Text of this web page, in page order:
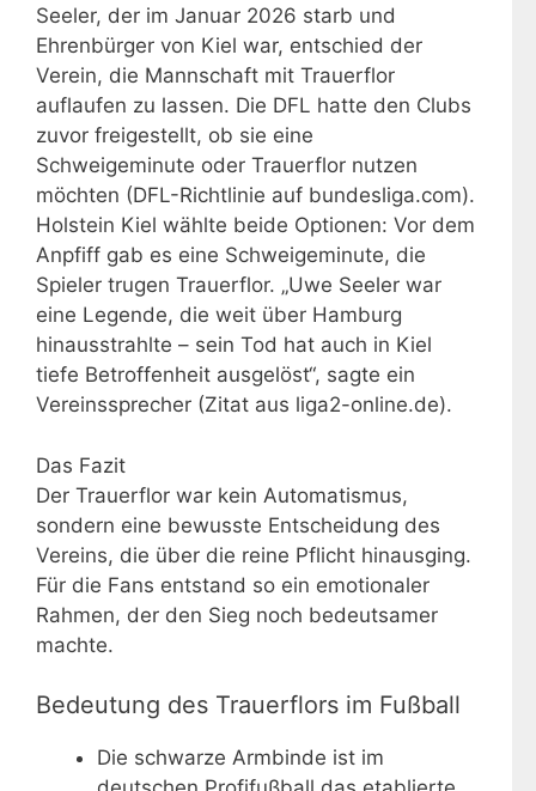
Seeler, der im Januar 2026 starb und
Ehrenbürger von Kiel war, entschied der
Verein, die Mannschaft mit Trauerflor
auflaufen zu lassen. Die DFL hatte den Clubs
zuvor freigestellt, ob sie eine
Schweigeminute oder Trauerflor nutzen
möchten (DFL-Richtlinie auf bundesliga.com).
Holstein Kiel wählte beide Optionen: Vor dem
Anpfiff gab es eine Schweigeminute, die
Spieler trugen Trauerflor. „Uwe Seeler war
eine Legende, die weit über Hamburg
hinausstrahlte – sein Tod hat auch in Kiel
tiefe Betroffenheit ausgelöst“, sagte ein
Vereinssprecher (Zitat aus liga2-online.de).
Das Fazit
Der Trauerflor war kein Automatismus,
sondern eine bewusste Entscheidung des
Vereins, die über die reine Pflicht hinausging.
Für die Fans entstand so ein emotionaler
Rahmen, der den Sieg noch bedeutsamer
machte.
Bedeutung des Trauerflors im Fußball
Die schwarze Armbinde ist im